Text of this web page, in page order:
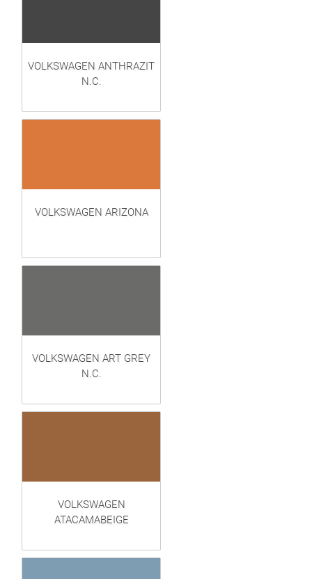
VOLKSWAGEN ANTHRAZIT
N.C.
VOLKSWAGEN ARIZONA
VOLKSWAGEN ART GREY
N.C.
VOLKSWAGEN
ATACAMABEIGE